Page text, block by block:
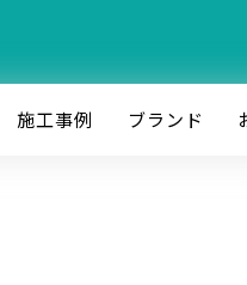
施⼯事例 ブランド